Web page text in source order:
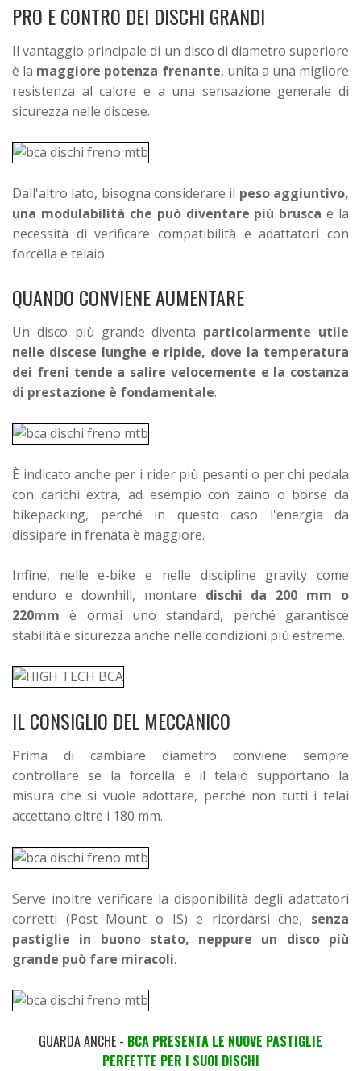
PRO E CONTRO DEI DISCHI GRANDI
Il vantaggio principale di un disco di diametro superiore
è la maggiore potenza frenante, unita a una migliore
resistenza al calore e a una sensazione generale di
sicurezza nelle discese.
Dall'altro lato, bisogna considerare il peso aggiuntivo,
una modulabilità che può diventare più brusca e la
necessità di verificare compatibilità e adattatori con
forcella e telaio.
QUANDO CONVIENE AUMENTARE
Un disco più grande diventa particolarmente utile
nelle discese lunghe e ripide, dove la temperatura
dei freni tende a salire velocemente e la costanza
di prestazione è fondamentale.
È indicato anche per i rider più pesanti o per chi pedala
con carichi extra, ad esempio con zaino o borse da
bikepacking, perché in questo caso l'energia da
dissipare in frenata è maggiore.
Infine, nelle e-bike e nelle discipline gravity come
enduro e downhill, montare dischi da 200 mm o
220mm è ormai uno standard, perché garantisce
stabilità e sicurezza anche nelle condizioni più estreme.
IL CONSIGLIO DEL MECCANICO
Prima di cambiare diametro conviene sempre
controllare se la forcella e il telaio supportano la
misura che si vuole adottare, perché non tutti i telai
accettano oltre i 180 mm.
Serve inoltre verificare la disponibilità degli adattatori
corretti (Post Mount o IS) e ricordarsi che, senza
pastiglie in buono stato, neppure un disco più
grande può fare miracoli.
GUARDA ANCHE - BCA PRESENTA LE NUOVE PASTIGLIE
PERFETTE PER I SUOI DISCHI